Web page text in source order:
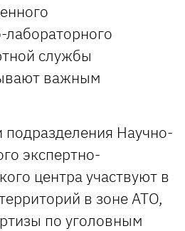
службы
важным
подразделения Научно-
экспертно-
центра участвуют в
в зоне АТО,
по уголовным